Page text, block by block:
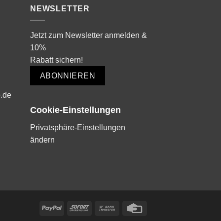
NEWSLETTER
Jetzt zum Newsletter anmelden &
10%
Rabatt sichern!
ABONNIEREN
Cookie-Einstellungen
Privatsphäre-Einstellungen
ändern
PayPal Sofort
Bank